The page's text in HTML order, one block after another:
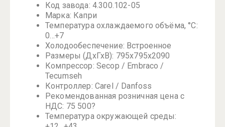
Код завода: 4.300.102-05
Марка: Капри
Температура охлаждаемого объёма, °C:
0…+7
Холодообеспечение: Встроенное
Размеры (ДхГхВ): 795x795x2090
Компрессор: Secop / Embraco /
Tecumseh
Контроллер: Carel / Danfoss
Рекомендованная розничная цена с
НДС: 75 500?
Температура окружающей среды: